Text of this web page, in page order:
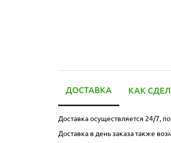
ДОСТАВКА КАК
Доставка осуществляется 24/7,
Доставка в день заказа также